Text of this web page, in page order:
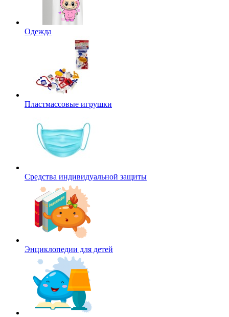
Одежда
Пластмассовые игрушки
Средства индивидуальной защиты
Энциклопедии для детей